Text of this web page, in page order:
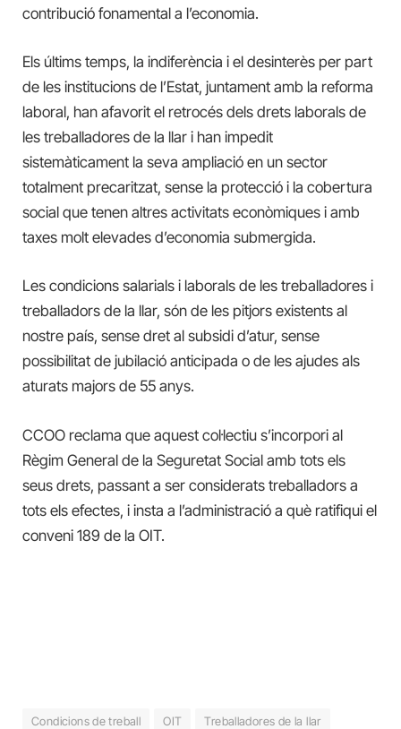
contribució fonamental a l’economia.
Els últims temps, la indiferència i el desinterès per part
de les institucions de l’Estat, juntament amb la reforma
laboral, han afavorit el retrocés dels drets laborals de
les treballadores de la llar i han impedit
sistemàticament la seva ampliació en un sector
totalment precaritzat, sense la protecció i la cobertura
social que tenen altres activitats econòmiques i amb
taxes molt elevades d’economia submergida.
Les condicions salarials i laborals de les treballadores i
treballadors de la llar, són de les pitjors existents al
nostre país, sense dret al subsidi d’atur, sense
possibilitat de jubilació anticipada o de les ajudes als
aturats majors de 55 anys.
CCOO reclama que aquest col·lectiu s’incorpori al
Règim General de la Seguretat Social amb tots els
seus drets, passant a ser considerats treballadors a
tots els efectes, i insta a l’administració a què ratifiqui el
conveni 189 de la OIT.
Condicions de treball OIT Treballadores de la llar